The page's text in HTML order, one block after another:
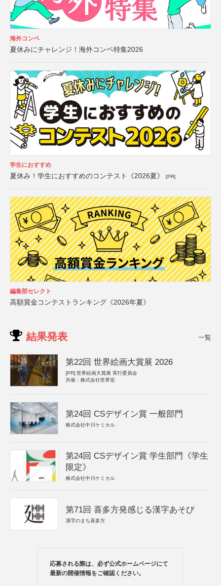
海外コンペ
夏休みにチャレンジ！海外コンペ特集2026
学生におすすめ
夏休み！学生におすすめのコンテスト《2026夏》 [PR]
編集部セレクト
高額賞金コンテストランキング《2026年夏》
結果発表 一覧
第22回 世界絵画大賞展 2026
[PR] 世界絵画大賞展 実行委員会
共催：株式会社世界堂
第24回 CSデザイン賞 一般部門
株式会社中川ケミカル
第24回 CSデザイン賞 学生部門《学生
限定》
株式会社中川ケミカル
第71回 喜多方発感じる漢字あそび
漢字のまち喜多方
応募される際は、必ず公式ホームページにて
最新の開催情報をご確認ください。